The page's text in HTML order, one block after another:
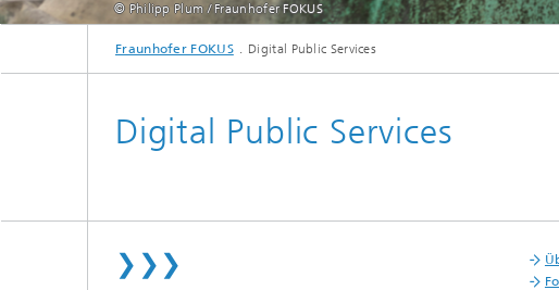
© Philipp Plum / Fraunhofer FOKUS
Fraunhofer FOKUS Digital Public Services
Digital Public Services
❯❯❯